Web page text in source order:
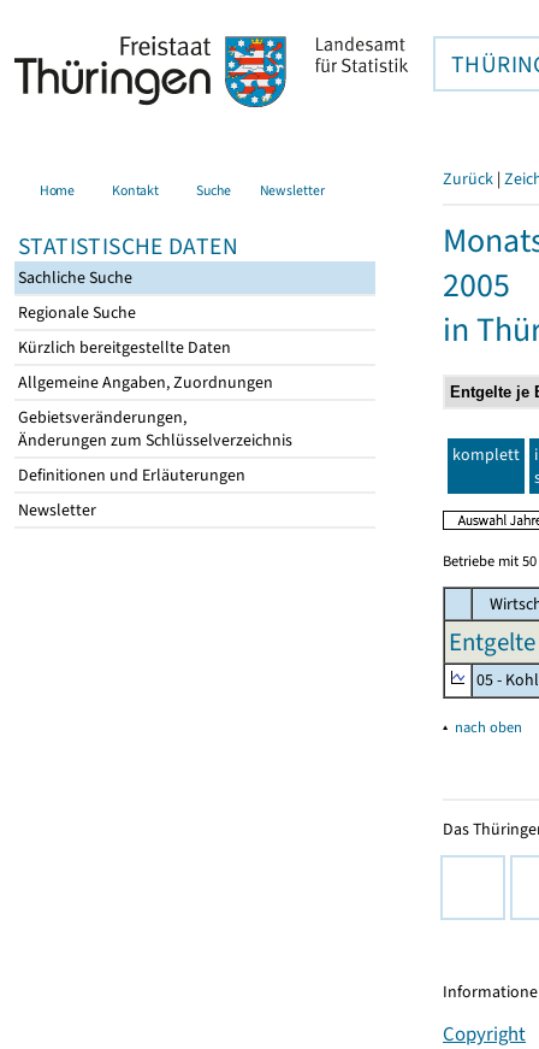
Home Kontakt Suche Newsletter
STATISTISCHE DATEN
Sachliche Suche
Regionale Suche
Kürzlich bereitgestellte Daten
Allgemeine Angaben, Zuordnungen
Gebietsveränderungen,
Änderungen zum Schlüsselverzeichnis
Definitionen und Erläuterungen
Newsletter
Zurück |
2005
in
komplett
Betriebe mit
05 -
▴ nach oben
Das
Copyright